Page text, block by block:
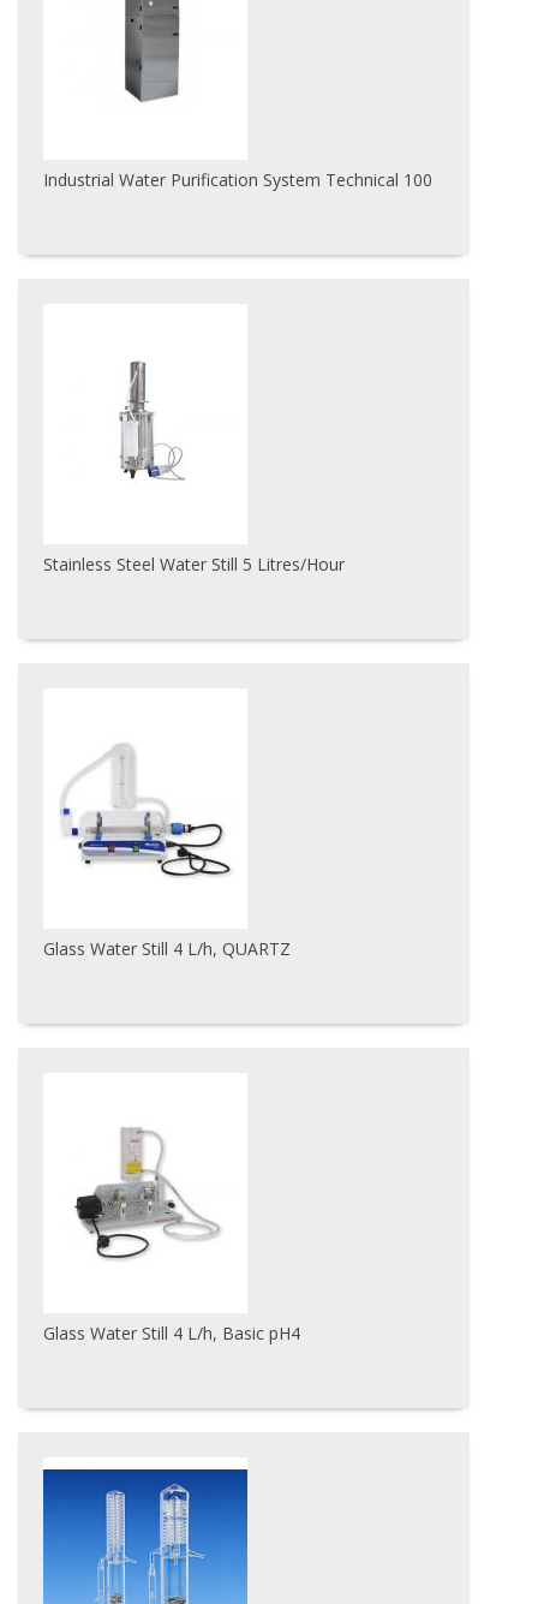
Industrial Water Purification System Technical 100
Stainless Steel Water Still 5 Litres/Hour
Glass Water Still 4 L/h, QUARTZ
Glass Water Still 4 L/h, Basic pH4